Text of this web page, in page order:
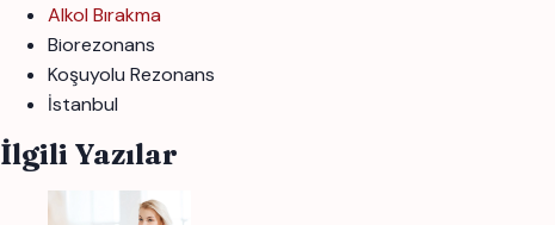
Alkol Bırakma
Biorezonans
Koşuyolu Rezonans
İstanbul
İlgili Yazılar